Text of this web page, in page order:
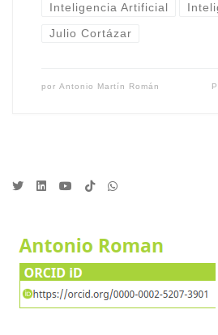
Inteligencia Artificial
Julio Cortázar
por Antonio Martín Román